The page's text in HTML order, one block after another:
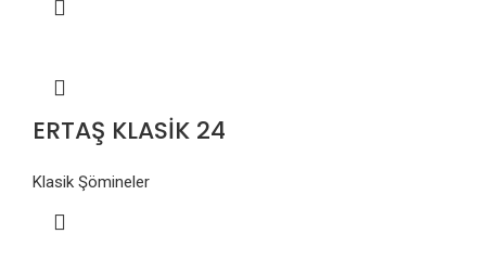
ERTAŞ KLASİK 24
Klasik Şömineler